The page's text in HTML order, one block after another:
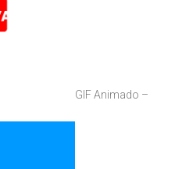
GIF Animado –